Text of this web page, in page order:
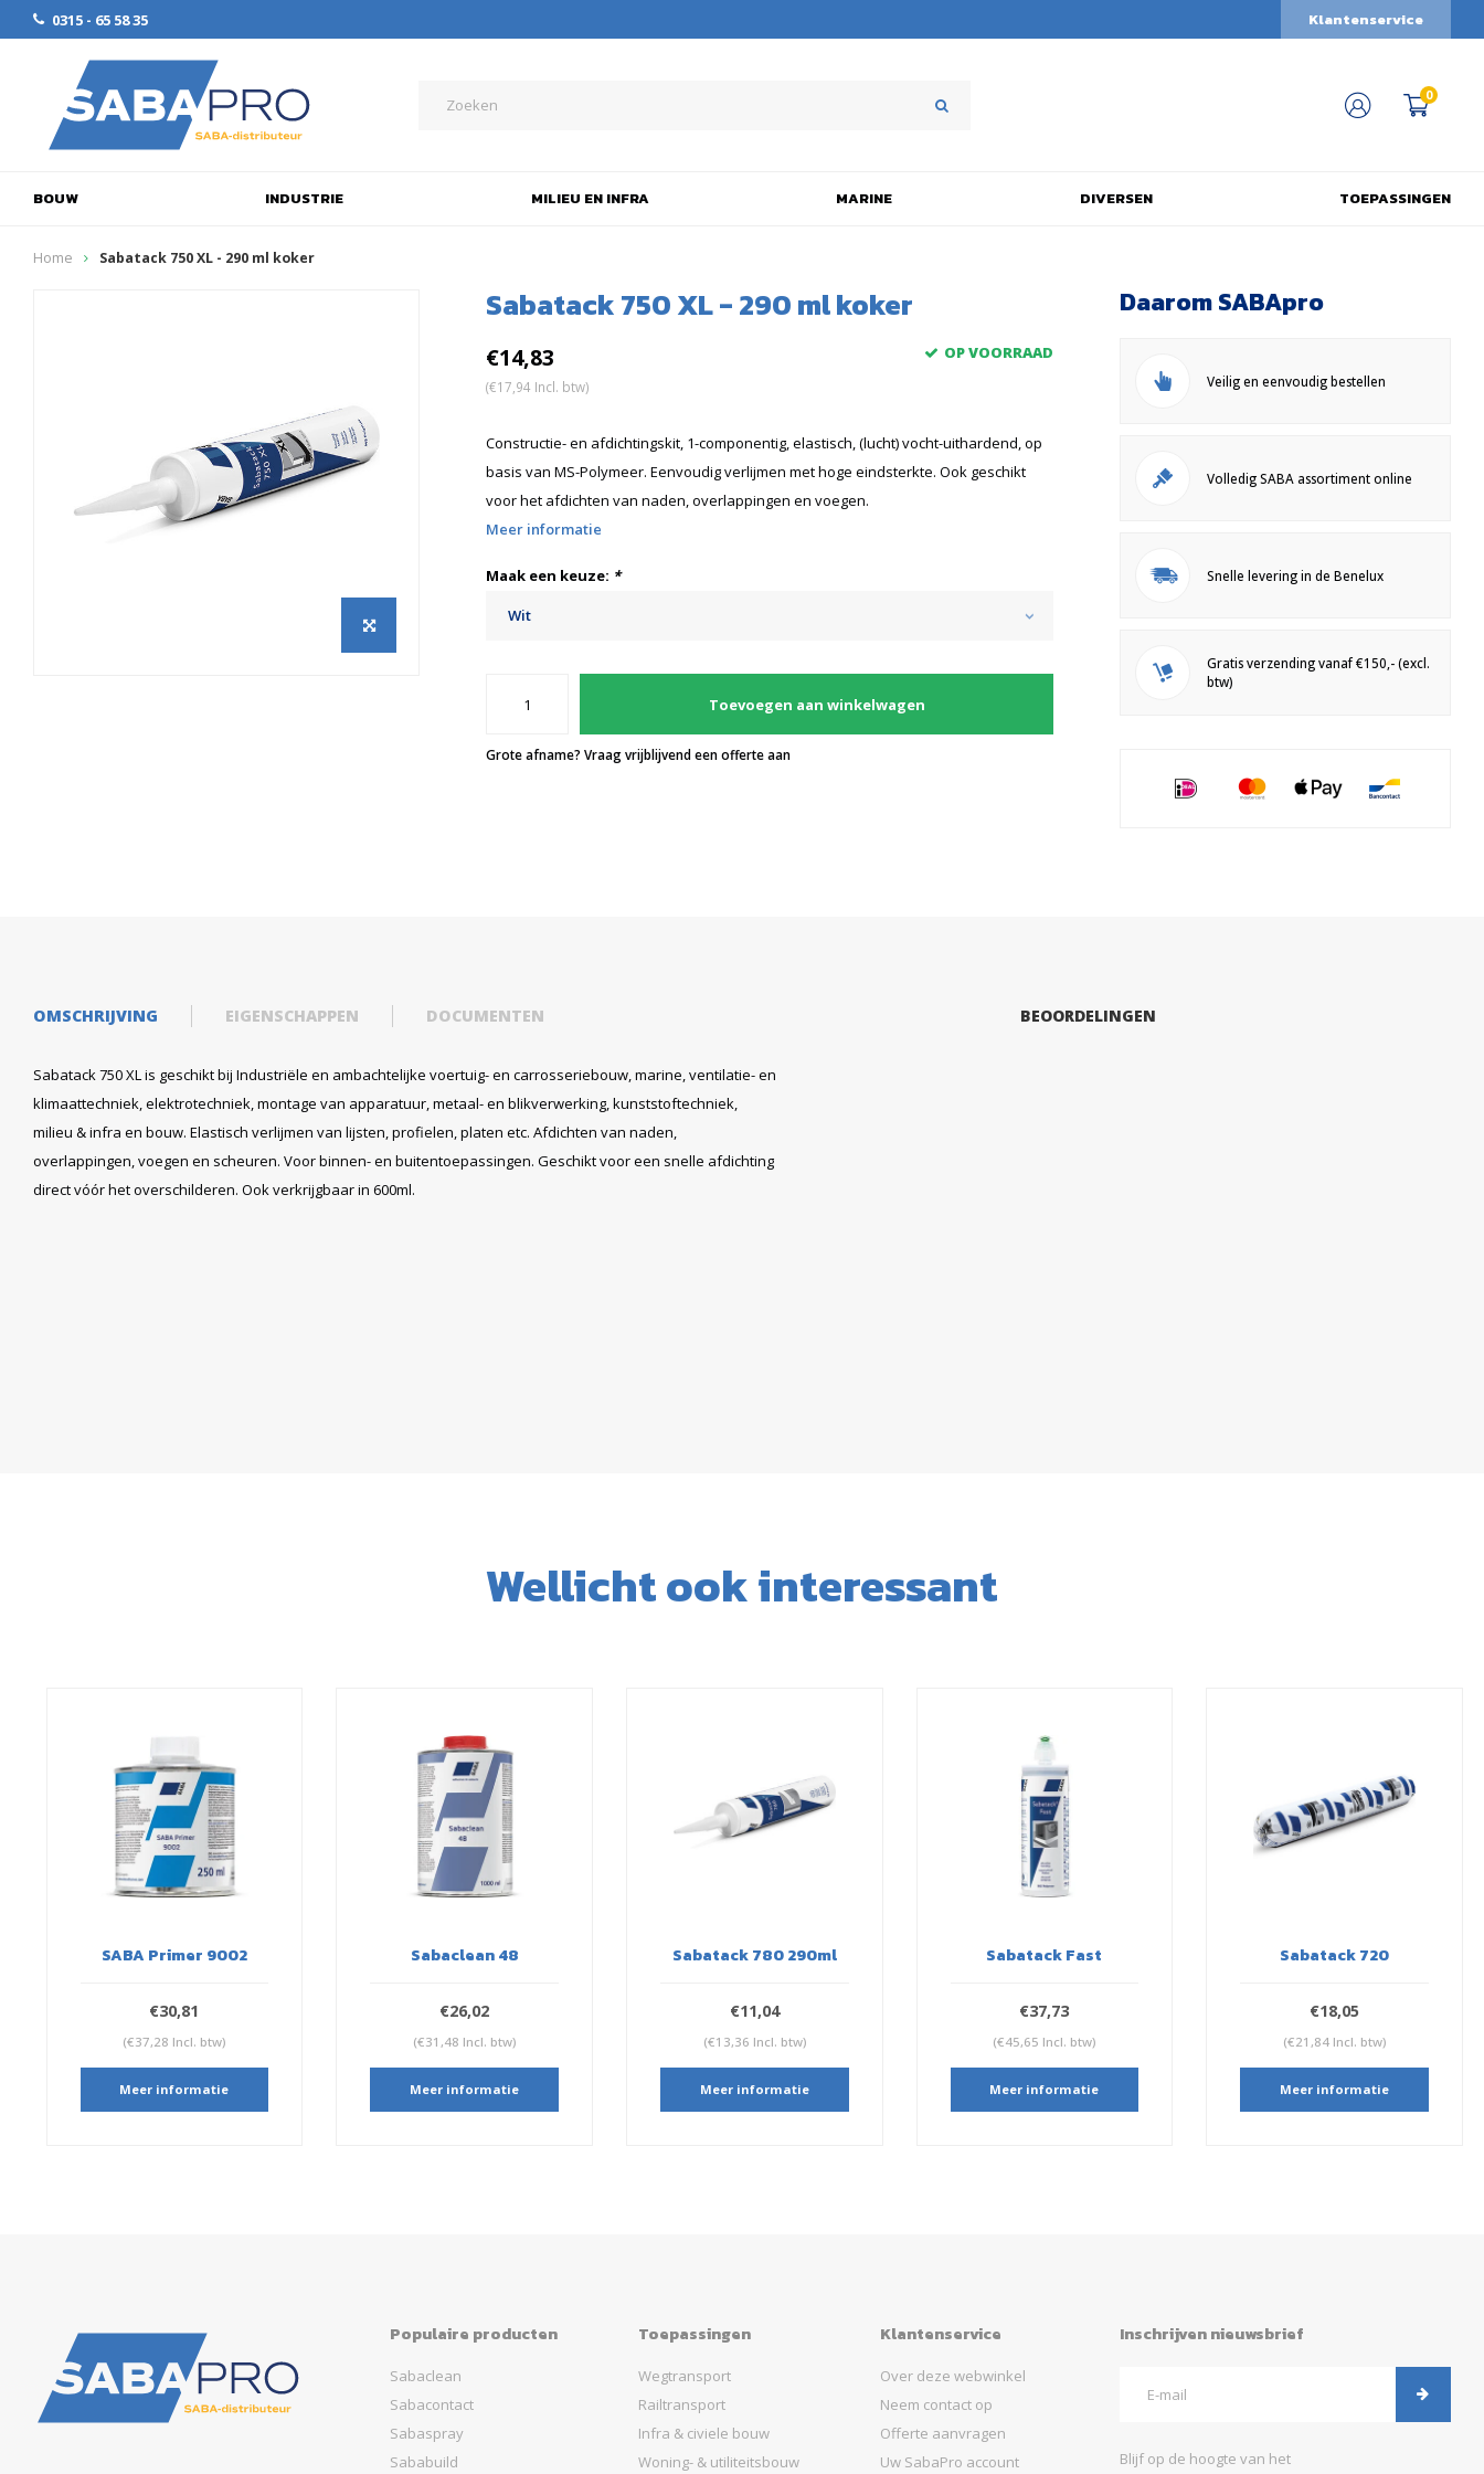
0315 - 65 58 35 Klantenservice
0
BOUW INDUSTRIE MILIEU EN INFRA MARINE DIVERSEN TOEPASSINGEN
Home Sabatack 750 XL - 290 ml koker
Sabatack 750 XL - 290 ml koker
€14,83
(€17,94 Incl. btw)
OP VOORRAAD
Constructie- en afdichtingskit, 1-componentig, elastisch, (lucht) vocht-uithardend, op
basis van MS-Polymeer. Eenvoudig verlijmen met hoge eindsterkte. Ook geschikt
voor het afdichten van naden, overlappingen en voegen.
Meer informatie
Maak een keuze: *
Wit
Toevoegen aan winkelwagen
Grote afname? Vraag vrijblijvend een offerte aan
Daarom SABApro
Veilig en eenvoudig bestellen
Volledig SABA assortiment online
Snelle levering in de Benelux
Gratis verzending vanaf €150,- (excl.
btw)
OMSCHRIJVING EIGENSCHAPPEN DOCUMENTEN
Sabatack 750 XL is geschikt bij Industriële en ambachtelijke voertuig- en carrosseriebouw, marine, ventilatie- en
klimaattechniek, elektrotechniek, montage van apparatuur, metaal- en blikverwerking, kunststoftechniek,
milieu & infra en bouw. Elastisch verlijmen van lijsten, profielen, platen etc. Afdichten van naden,
overlappingen, voegen en scheuren. Voor binnen- en buitentoepassingen. Geschikt voor een snelle afdichting
direct vóór het overschilderen. Ook verkrijgbaar in 600ml.
BEOORDELINGEN
Wellicht ook interessant
SABA Primer 9002
€30,81
(€37,28 Incl. btw)
Meer informatie
Sabaclean 48
€26,02
(€31,48 Incl. btw)
Meer informatie
Sabatack 780 290ml
€11,04
(€13,36 Incl. btw)
Meer informatie
Sabatack Fast
€37,73
(€45,65 Incl. btw)
Meer informatie
Sabatack 720
€18,05
(€21,84 Incl. btw)
Meer informatie
Populaire producten
Sabaclean
Sabacontact
Sabaspray
Sababuild
Toepassingen
Wegtransport
Railtransport
Infra & civiele bouw
Woning- & utiliteitsbouw
Klantenservice
Over deze webwinkel
Neem contact op
Offerte aanvragen
Uw SabaPro account
Inschrijven nieuwsbrief
Blijf op de hoogte van het